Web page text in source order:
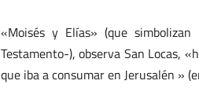
«Moisés y Elías» (que
Testamento-), observa San Locas,
que iba a consumar en Jerusalén »